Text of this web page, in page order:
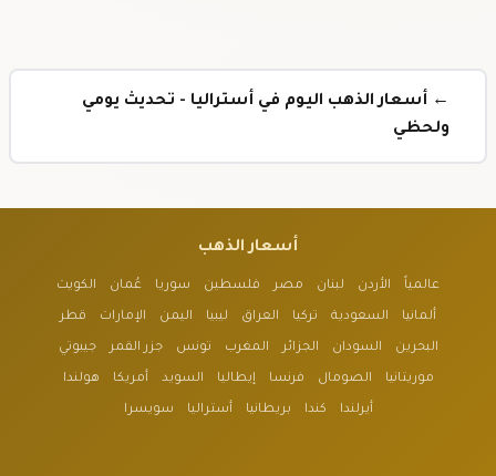
← أسعار الذهب اليوم في أستراليا - تحديث يومي
ولحظي
أسعار الذهب
عالمياً الأردن لبنان مصر فلسطين سوريا عُمان الكويت
ألمانيا السعودية تركيا العراق ليبيا اليمن الإمارات قطر
البحرين السودان الجزائر المغرب تونس جزر القمر جيبوتي
موريتانيا الصومال فرنسا إيطاليا السويد أمريكا هولندا
أيرلندا كندا بريطانيا أستراليا سويسرا